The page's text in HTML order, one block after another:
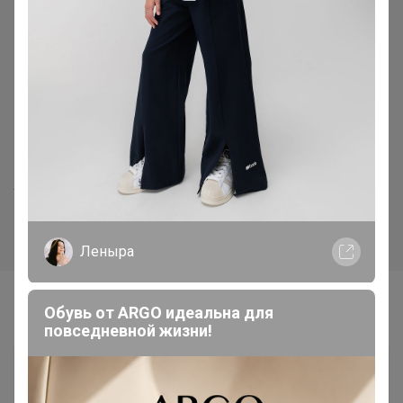
Укрывной материал 60 черн.
37р
Лента киперная, 8мм, 20м
Самые желанные
Леныра
Обувь от ARGO идеальна для
повседневной жизни!